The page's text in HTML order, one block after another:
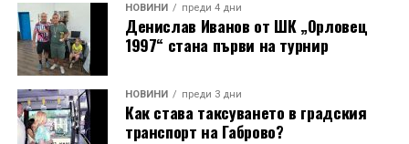
НОВИНИ преди 4 дни
Денислав Иванов от ШК „Орловец
1997“ стана първи на турнир
НОВИНИ преди 3 дни
Как става таксуването в градския
транспорт на Габрово?